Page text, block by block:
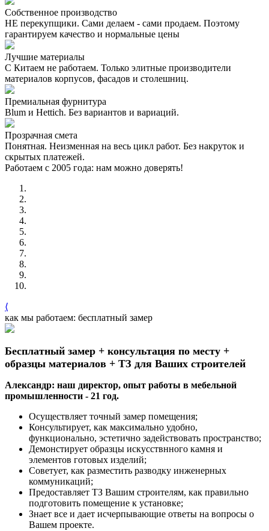
Собственное производство
НЕ перекупщики. Сами делаем - сами продаем. Поэтому
гарантируем качество и нормальные цены
Лучшие материалы
С Китаем не работаем. Только элитные производители
материалов корпусов, фасадов и столешниц.
Премиальная фурнитура
Blum и Hettich. Без вариантов и вариаций.
Прозрачная смета
Понятная. Неизменная на весь цикл работ. Без накруток и
скрытых платежей.
Работаем с 2005 года: нам можно доверять!
⟨
как мы работаем: бесплатный замер
Бесплатный замер + консультация по месту +
образцы материалов + ТЗ для Ваших строителей
Александр: наш директор, опыт работы в мебельной
промышленности - 21 год.
Осуществляет точный замер помещения;
Консультирует, как максимально удобно,
функционально, эстетично задействовать пространство;
Демонстирует образцы искусствнного камня и
элементов готовых изделий;
Советует, как разместить разводку инженерных
коммуникаций;
Предоставляет ТЗ Вашим строителям, как правильно
подготовить помещение к установке;
Знает все и дает исчерпывающие ответы на вопросы о
Вашем проекте.